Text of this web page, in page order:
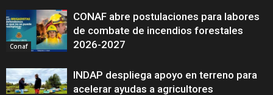
Conaf
CONAF abre postulaciones para labores
de combate de incendios forestales
2026-2027
INDAP despliega apoyo en terreno para
acelerar ayudas a agricultores